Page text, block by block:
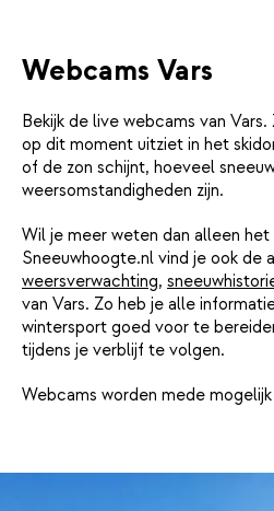
Webcams Vars
Bekijk de live webcams van
op dit moment uitziet in het
of de zon schijnt, hoeveel
weersomstandigheden zijn.
Wil je meer weten dan alleen
Sneeuwhoogte.nl vind je ook de
weersverwachting,
van Vars. Zo heb je alle
wintersport goed voor te
tijdens je verblijf te volgen.
Webcams worden mede